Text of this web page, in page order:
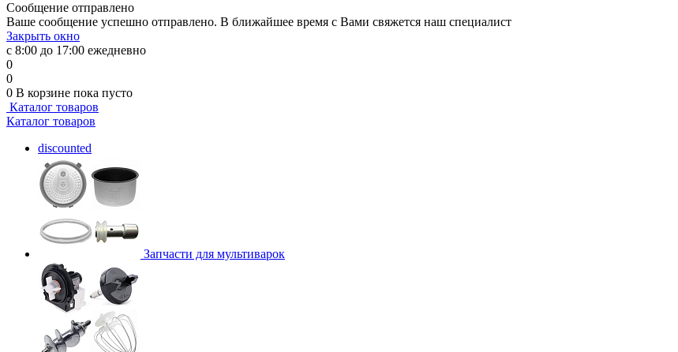
Сообщение отправлено
Ваше сообщение успешно отправлено. В ближайшее время с Вами свяжется наш специалист
Закрыть окно
с 8:00 до 17:00 ежедневно
0
0
0 В корзине пока пусто
Каталог товаров
Каталог товаров
discounted
Запчасти для мультиварок